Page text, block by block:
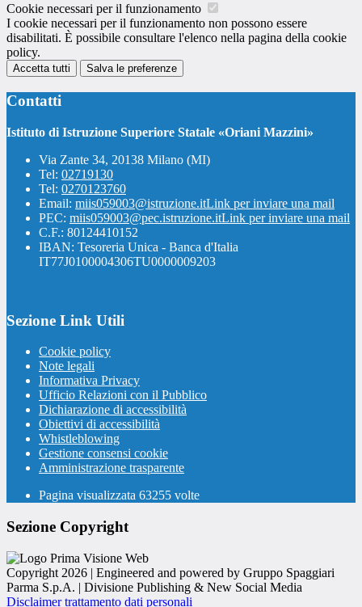
Cookie necessari per il funzionamento
I cookie necessari per il funzionamento non possono essere
disabilitati. È possibile consultare l'elenco nella pagina della cookie
policy.
Accetta tutti Salva le preferenze
Contatti
Istituto di Istruzione Superiore Statale «Oriani Mazzini»
Via Zante 34, 20138 Milano (MI)
Tel: 02719130
Tel: 0270123760
Email: miis059003@istruzione.itLink per inviare una mail
PEC: miis059003@pec.istruzione.itLink per inviare una mail
C.F.: 80124410152
IBAN: Tesoreria Unica - Banca d'Italia
IT77J0100004306TU0000009203
Sezione Link Utili
Cookie policy
Note legali
Informativa Privacy
Ufficio Relazioni con il Pubblico
Dichiarazione di accessibilità
Obiettivi di accessibilità
Whistleblowing
Gestione consensi cookie
Amministrazione trasparente
Pagina visualizzata 63255 volte
Sezione Copyright
Copyright 2026 | Engineered and powered by Gruppo Spaggiari
Parma S.p.A. | Divisione Publishing & New Social Media
Disclaimer trattamento dati personali